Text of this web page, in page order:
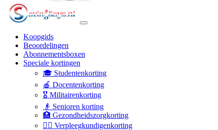
Koopgids
Beoordelingen
Abonnementsboxen
Speciale kortingen
🎓 Studentenkorting
🍎 Docentenkorting
🎖️ Militairenkorting
👴 Senioren korting
🏥 Gezondheidszorgkorting
👩‍⚕️ Verpleegkundigenkorting